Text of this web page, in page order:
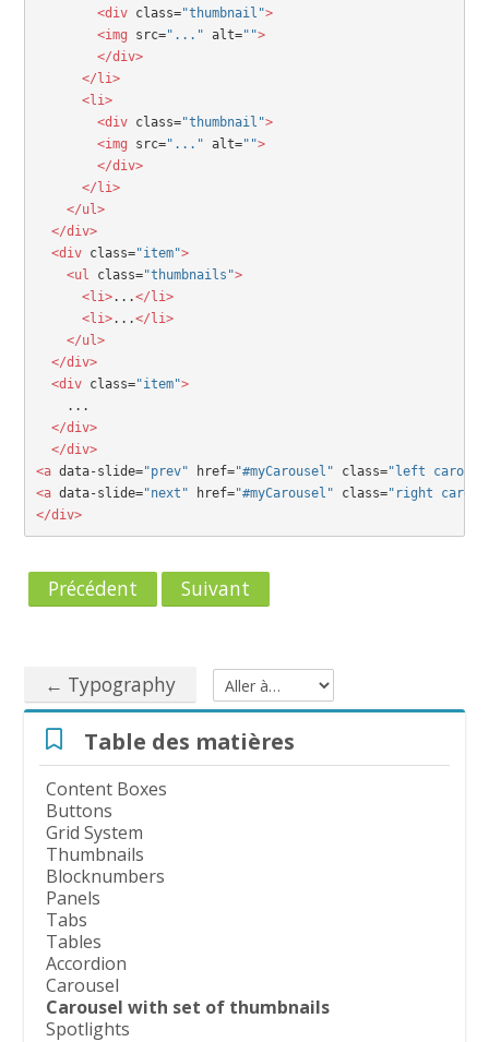
        <div
class="thumbnail">
        <img
src="..." alt="">
        </div>
      </li>
      <li>
        <div
class="thumbnail">
        <img
src="..." alt="">
        </div>
      </li>
    </ul>
  </div>
  <div
class="item">
    <ul
class="thumbnails">
      <li>
...</li>
      <li>
...</li>
    </ul>
  </div>
  <div
class="item">
    ...
</div>
  </div>
<a data-slide="prev" href="#myCarousel" class="left
<a data-slide="next" href="#myCarousel" class="right
</div>
Précédent Suivant
← Typography Aller à…
Passer Table des matières
Table des matières
Content Boxes
Buttons
Grid System
Thumbnails
Blocknumbers
Panels
Tabs
Tables
Accordion
Carousel
Carousel with set of thumbnails
Spotlights